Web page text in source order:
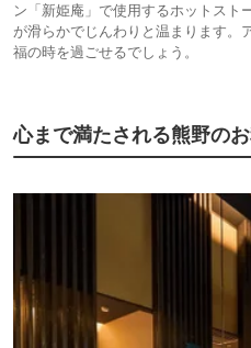
ン「新姫庵」で使用するホットスト
が滑らかでじんわりと温まります。
福の時を過ごせるでしょう。
心まで満たされる熊野の